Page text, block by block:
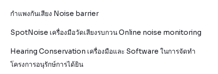
กำแพงกันเสียง Noise barrier
SpotNoise เครื่องมือวัดเสียงรบกวน Online noise monitoring
Hearing Conservation เครื่องมือและ Software ในการจัดทำ
โครงการอนุรักษ์การได้ยิน